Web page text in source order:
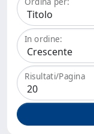
In ordine:
Risultati/Pagina